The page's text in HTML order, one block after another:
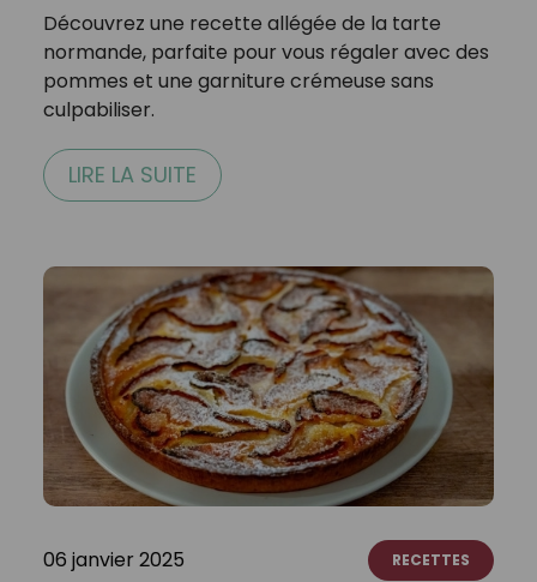
Découvrez une recette allégée de la tarte
normande, parfaite pour vous régaler avec des
pommes et une garniture crémeuse sans
culpabiliser.
LIRE LA SUITE
06 janvier 2025 RECETTES